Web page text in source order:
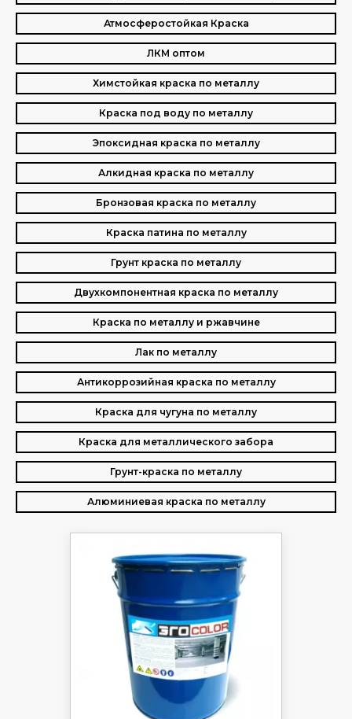
Атмосферостойкая Краска
ЛКМ оптом
Химстойкая краска по металлу
Краска под воду по металлу
Эпоксидная краска по металлу
Алкидная краска по металлу
Бронзовая краска по металлу
Краска патина по металлу
Грунт краска по металлу
Двухкомпонентная краска по металлу
Краска по металлу и ржавчине
Лак по металлу
Антикоррозийная краска по металлу
Краска для чугуна по металлу
Краска для металлического забора
Грунт-краска по металлу
Алюминиевая краска по металлу